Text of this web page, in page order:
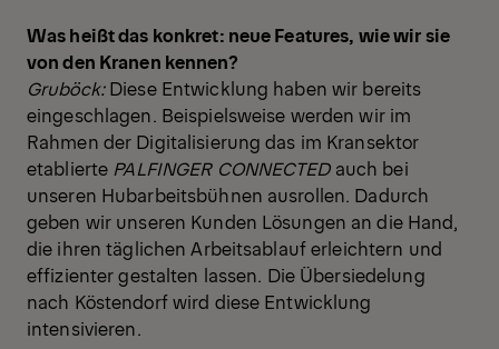
Was heißt das konkret: neue Features, wie wir sie
von den Kranen kennen?
Gruböck:Diese Entwicklung haben wir bereits
eingeschlagen. Beispielsweise werden wir im
Rahmen der Digitalisierung das im Kransektor
etablierte PALFINGER CONNECTEDauch bei
unseren Hubarbeitsbühnen ausrollen. Dadurch
geben wir unseren Kunden Lösungen an die Hand,
die ihren täglichen Arbeitsablauf erleichtern und
effizienter gestalten lassen. Die Übersiedelung
nach Köstendorf wird diese Entwicklung
intensivieren.